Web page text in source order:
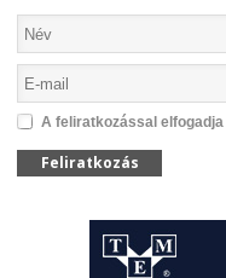
A feliratkozással elfogadja
Feliratkozás